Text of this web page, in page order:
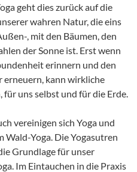
geht dies zurück auf die
wahren Natur, die eins
, mit den Bäumen, den
der Sonne ist. Erst wenn
erinnern und den
erneuern, kann wirkliche
für uns selbst und für die Erde.
vereinigen sich Yoga und
Wald-Yoga. Die Yogasutren
Grundlage für unser
Im Eintauchen in die Praxis